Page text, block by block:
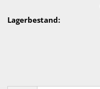
Lagerbestand: